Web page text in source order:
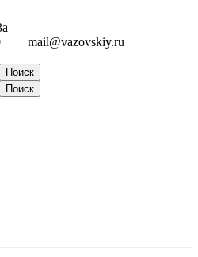
mail@vazovskiy.ru
Поиск
Поиск